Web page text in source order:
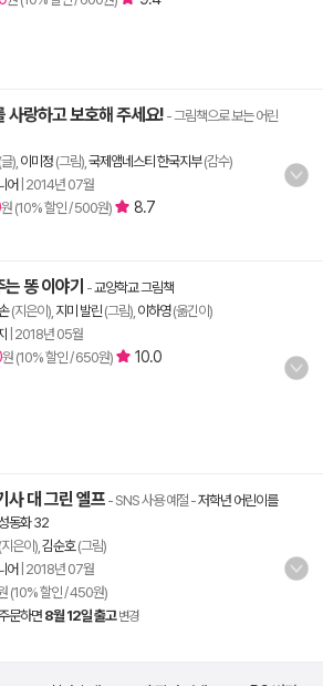
사랑하고 보호해 주세요! - 그림책으로 보는 어린
(글), 이미정 (그림), 국제앰네스티 한국지부(감수)
어
2014년 07월
원 (10% 할인 / 500원)
8.7
똥 이야기 -교양학교 그림책
(지은이), 지미 발린 (그림), 이하영(옮긴이)
2018년 05월
원 (10% 할인 / 650원)
10.0
사 대 그린 엘프- SNS 사용 예절 -저학년 어린이를
동화 32
(지은이), 김순호(그림)
어
2018년 07월
(10% 할인 / 450원)
문하면 8월 12일 출고 변경